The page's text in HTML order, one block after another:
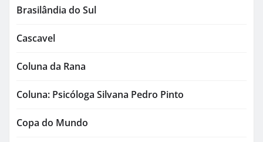
Brasilândia do Sul
Cascavel
Coluna da Rana
Coluna: Psicóloga Silvana Pedro Pinto
Copa do Mundo